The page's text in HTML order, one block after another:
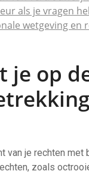
als je vragen
wetgeving en
je op
van je rechten
zoals